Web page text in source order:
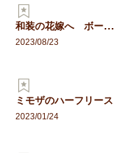
和装の花嫁へ ボールブーケ
2023/08/23
ミモザのハーフリース
2023/01/24